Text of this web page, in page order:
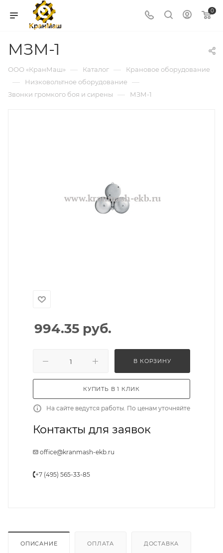
0
МЗМ-1
ООО «КранМаш» — Каталог — Крановое оборудование
— Низковольтное оборудование —
Звонки громкого боя и сирены — МЗМ-1
994.35 руб.
В КОРЗИНУ
КУПИТЬ В 1 КЛИК
На сайте ведутся работы. По ценам уточняйте
Контакты для заявок
office@kranmash-ekb.ru
+7 (495) 565-33-85
ОПИСАНИЕ ОПЛАТА ДОСТАВКА